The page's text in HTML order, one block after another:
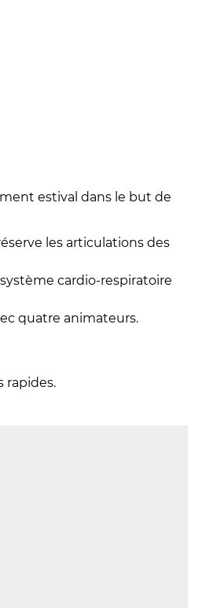
estival dans le but de
les articulations des
cardio-respiratoire
quatre animateurs.
rapides.